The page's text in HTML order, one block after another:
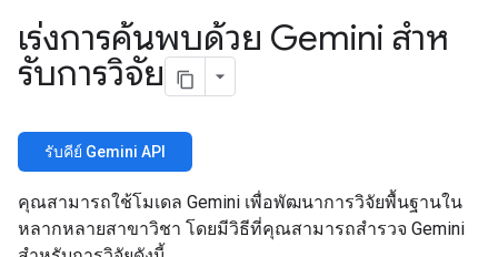
เร่งการค้นพบด้วย Gemini สําห
รับการวิจัย
รับคีย์ Gemini API
คุณสามารถใช้โมเดล Gemini เพื่อพัฒนาการวิจัยพื้นฐานใน
หลากหลายสาขาวิชา โดยมีวิธีที่คุณสามารถสำรวจ Gemini